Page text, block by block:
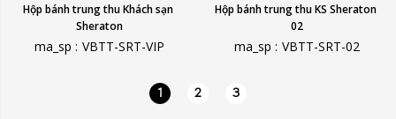
Hộp bánh trung thu Khách sạn
Sheraton
ma_sp : VBTT-SRT-VIP
Hộp bánh trung thu KS Sheraton
02
ma_sp : VBTT-SRT-02
1 2 3